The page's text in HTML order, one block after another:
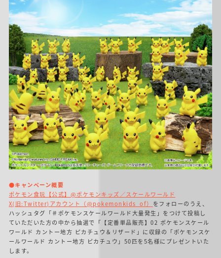
●キャンペーン概要
ポケモン食玩【公式】@ポケモンキッズ／スケールワールド
X(旧:Twitter)アカウント（@pokemonkids_of） をフォローのうえ、
ハッシュタグ「＃ポケモンスケールワールド大量発生」をつけて投稿し
ていただいた方の中から抽選で「【定番単品販売】02 ポケモンスケール
ワールド カントー地方 ピカチュウ＆リザード」に収録の「ポケモンスケ
ールワールド カントー地方 ピカチュウ」50匹を5名様にプレゼントいた
します。